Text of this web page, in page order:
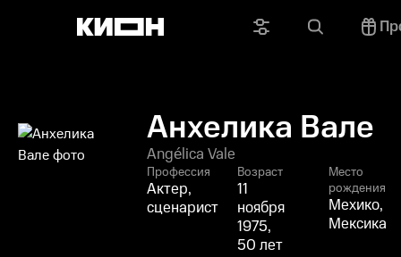
Анхелика Вале
Angélica Vale
Профессия
Актер,
сценарист
Возраст
11
ноября
1975,
50 лет
Место
рождения
Мехико,
Мексика